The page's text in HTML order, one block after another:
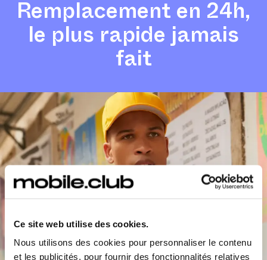
Ce site web utilise des cookies.
Nous utilisons des cookies pour personnaliser le contenu
et les publicités, pour fournir des fonctionnalités relatives
Remplacement en 24h,
le plus rapide jamais
fait